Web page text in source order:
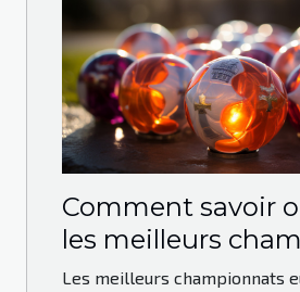
Comment savoir
les meilleurs
européens ?
Les meilleurs championnats